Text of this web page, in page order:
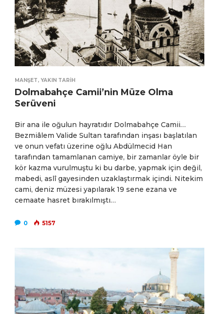
MANŞET, YAKIN TARIH
Dolmabahçe Camii’nin Müze Olma
Serüveni
Bir ana ile oğulun hayratıdır Dolmabahçe Camii…
Bezmiâlem Valide Sultan tarafından inşası başlatılan
ve onun vefatı üzerine oğlu Abdülmecid Han
tarafından tamamlanan camiye, bir zamanlar öyle bir
kör kazma vurulmuştu ki bu darbe, yapmak için değil,
mabedi, aslî gayesinden uzaklaştırmak içindi. Nitekim
cami, deniz müzesi yapılarak 19 sene ezana ve
cemaate hasret bırakılmıştı…
0 5157